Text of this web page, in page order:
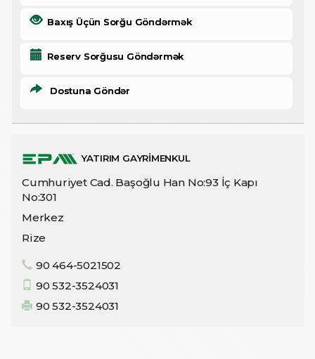
Baxış Üçün Sorğu Göndərmək
Reserv Sorğusu Göndərmək
Dostuna Göndər
YATIRIM GAYRİMENKUL
Cumhuriyet Cad. Başoğlu Han No:93 İç Kapı
No:301
Merkez
Rize
90 464-5021502
90 532-3524031
90 532-3524031